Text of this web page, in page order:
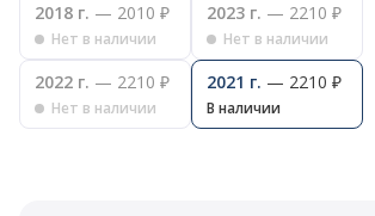
2018 г. — 2010 ₽
Нет в наличии
2023 г. — 2210 ₽
Нет в наличии
2022 г. — 2210 ₽
Нет в наличии
2021 г. — 2210 ₽
В наличии